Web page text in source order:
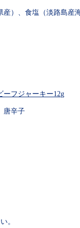
産）、食塩（淡路島産
ーフジャーキー12g
唐辛子
。